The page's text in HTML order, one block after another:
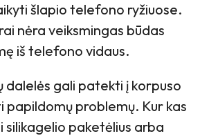
šlapio telefono ryžiuose.
nėra veiksmingas būdas
iš telefono vidaus.
dalelės gali patekti į korpuso
papildomų problemų. Kur kas
silikagelio paketėlius arba